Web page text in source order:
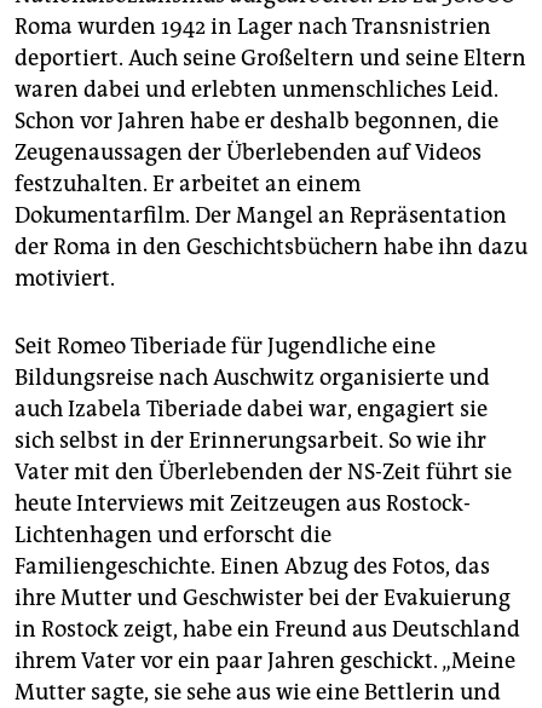
Roma wurden 1942 in Lager nach Transnistrien
deportiert. Auch seine Großeltern und seine Eltern
waren dabei und erlebten unmenschliches Leid.
Schon vor Jahren habe er deshalb begonnen, die
Zeugenaussagen der Überlebenden auf Videos
festzuhalten. Er arbeitet an einem
Dokumentarfilm. Der Mangel an Repräsentation
der Roma in den Geschichtsbüchern habe ihn dazu
motiviert.
Seit Romeo Tiberiade für Jugendliche eine
Bildungsreise nach Auschwitz organisierte und
auch Izabela Tiberiade dabei war, engagiert sie
sich selbst in der Erinnerungsarbeit. So wie ihr
Vater mit den Überlebenden der NS-Zeit führt sie
heute Interviews mit Zeitzeugen aus Rostock-
Lichtenhagen und erforscht die
Familiengeschichte. Einen Abzug des Fotos, das
ihre Mutter und Geschwister bei der Evakuierung
in Rostock zeigt, habe ein Freund aus Deutschland
ihrem Vater vor ein paar Jahren geschickt. „Meine
Mutter sagte, sie sehe aus wie eine Bettlerin und